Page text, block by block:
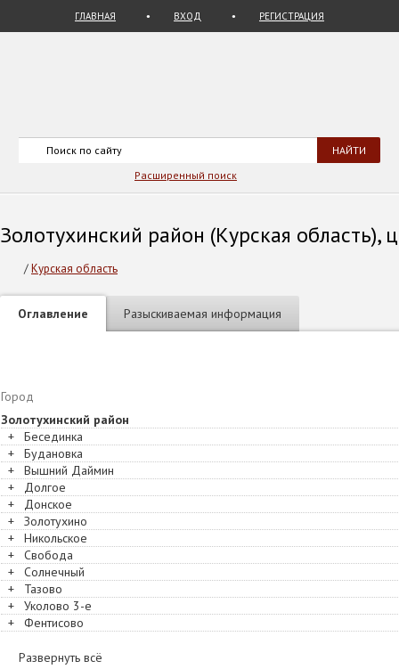
ГЛАВНАЯ ВХОД РЕГИСТРАЦИЯ
Расширенный поиск
Золотухинский район (Курская область),
/Курская область
Оглавление Разыскиваемая информация
Город
Золотухинский район
+
Бесединка
+
Будановка
+
Вышний Даймин
+
Долгое
+
Донское
+
Золотухино
+
Никольское
+
Свобода
+
Солнечный
+
Тазово
+
Уколово 3-е
+
Фентисово
Развернуть всё